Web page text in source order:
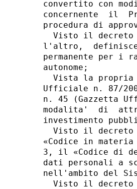
convertito con
concernente  il
procedura di
Visto il decreto
l'altro,
permanente per
autonome;
Vista la propria
Ufficiale n. 87/
n. 45 (Gazzetta
modalita'  di
investimento
Visto il decreto
«Codice in
3, il «Codice di
dati personali a
nell'ambito del
Visto il decreto